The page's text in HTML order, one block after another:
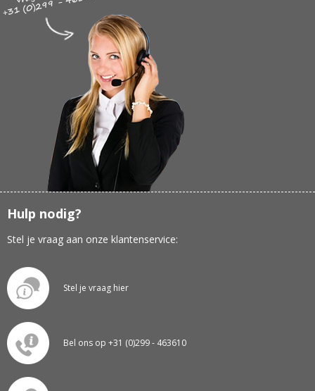
Hulp nodig?
Stel je vraag aan onze klantenservice:
Stel je vraag hier
Bel ons op +31 (0)299 - 463610